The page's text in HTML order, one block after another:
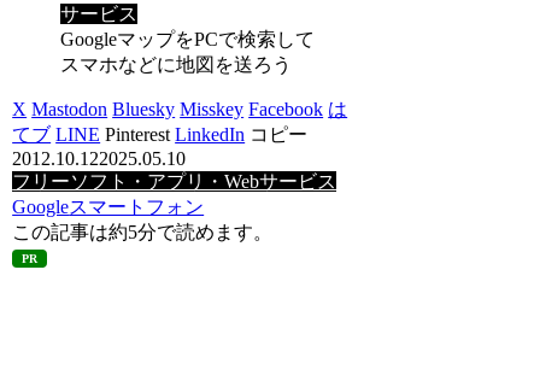
サービス
GoogleマップをPCで検索して
スマホなどに地図を送ろう
X Mastodon Bluesky Misskey Facebook は
てブ LINE Pinterest LinkedIn コピー
2012.10.122025.05.10
フリーソフト・アプリ・Webサービス
Googleスマートフォン
この記事は約5分で読めます。
PR